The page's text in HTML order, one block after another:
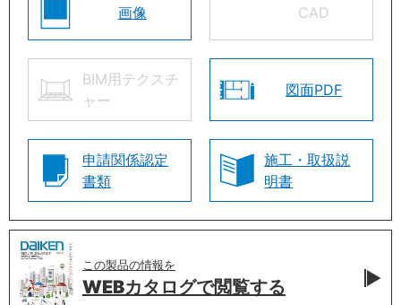
画像 CAD
BIM用テクスチ
ャー
図面PDF
申請関係認定
書類
施工・取扱説
明書
この製品の情報を
WEBカタログで閲覧する